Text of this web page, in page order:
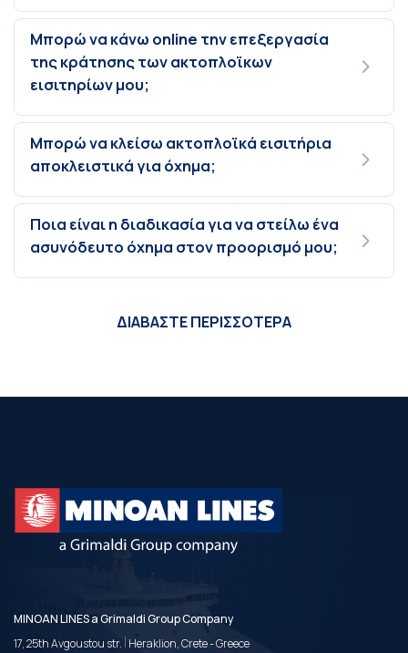
Μπορώ να κάνω online την επεξεργασία
της κράτησης των ακτοπλοϊκων
εισιτηρίων μου;
Μπορώ να κλείσω ακτοπλοϊκά εισιτήρια
αποκλειστικά για όχημα;
Ποια είναι η διαδικασία για να στείλω ένα
ασυνόδευτο όχημα στον προορισμό μου;
ΔΙΑΒΑΣΤΕ ΠΕΡΙΣΣΟΤΕΡΑ
MINOAN LINES a Grimaldi Group Company
17, 25th Avgoustou str. | Heraklion, Crete - Greece